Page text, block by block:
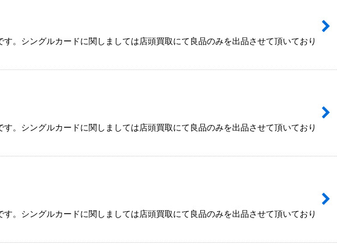
。シングルカードに関しましては店頭買取にて良品のみを出品させて頂いており
。シングルカードに関しましては店頭買取にて良品のみを出品させて頂いており
。シングルカードに関しましては店頭買取にて良品のみを出品させて頂いており